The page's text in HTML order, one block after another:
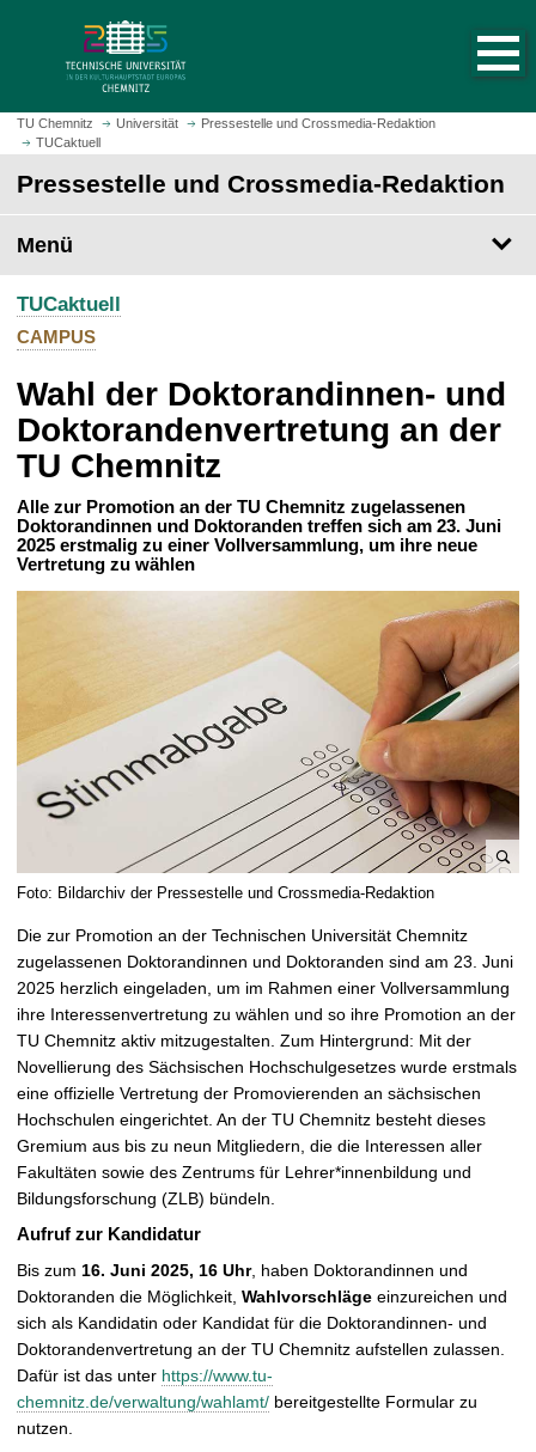
m
H
t
s
i
e
a
u
f
r
u
f
e
n
TU Chemnitz Universität
Pressestelle und Crossmedia-Redaktion
TUCaktuell
Pressestelle und Crossmedia-Redaktion
Menü
TUCaktuell
CAMPUS
Wahl der Doktorandinnen- und
Doktorandenvertretung an der
TU Chemnitz
Alle zur Promotion an der TU Chemnitz zugelassenen
Doktorandinnen und Doktoranden treffen sich am 23. Juni
2025 erstmalig zu einer Vollversammlung, um ihre neue
Vertretung zu wählen
B
l
d
v
e
r
g
r
ö
ß
e
r
Foto: Bildarchiv der Pressestelle und Crossmedia-Redaktion
Die zur Promotion an der Technischen Universität Chemnitz
zugelassenen Doktorandinnen und Doktoranden sind am 23. Juni
2025 herzlich eingeladen, um im Rahmen einer Vollversammlung
ihre Interessenvertretung zu wählen und so ihre Promotion an der
TU Chemnitz aktiv mitzugestalten. Zum Hintergrund: Mit der
Novellierung des Sächsischen Hochschulgesetzes wurde erstmals
eine offizielle Vertretung der Promovierenden an sächsischen
Hochschulen eingerichtet. An der TU Chemnitz besteht dieses
Gremium aus bis zu neun Mitgliedern, die die Interessen aller
Fakultäten sowie des Zentrums für Lehrer*innenbildung und
Bildungsforschung (ZLB) bündeln.
Aufruf zur Kandidatur
Bis zum 16. Juni 2025, 16 Uhr, haben Doktorandinnen und
Doktoranden die Möglichkeit, Wahlvorschläge einzureichen und
sich als Kandidatin oder Kandidat für die Doktorandinnen- und
Doktorandenvertretung an der TU Chemnitz aufstellen zulassen.
Dafür ist das unter https://www.tu-
chemnitz.de/verwaltung/wahlamt/ bereitgestellte Formular zu
nutzen.